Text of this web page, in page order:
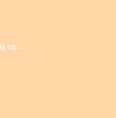
og …